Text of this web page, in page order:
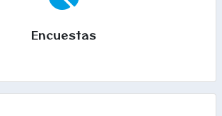
Encuestas